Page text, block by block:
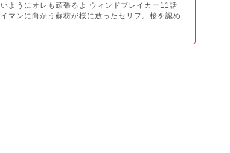
ようにオレも頑張るよ ウィンドブレイカー11話
マンに向かう蘇枋が桜に放ったセリフ。桜を認め